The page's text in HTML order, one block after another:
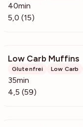
40min
5,0 (15)
Low Carb Muffins
Glutenfrei Low Carb
35min
4,5 (59)